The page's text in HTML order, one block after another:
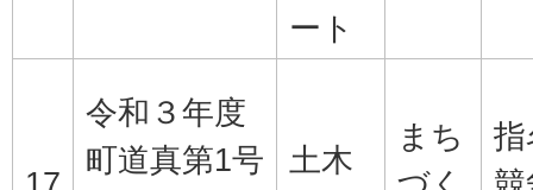
ート
令和３年度
町道真第1号
土木
まち
指